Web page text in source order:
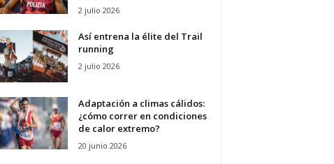
2 julio 2026
Así entrena la élite del Trail
running
2 julio 2026
Adaptación a climas cálidos:
¿cómo correr en condiciones
de calor extremo?
20 junio 2026